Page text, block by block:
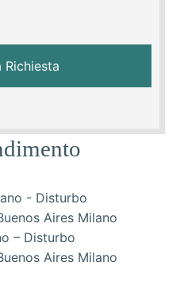
– Disturbo
Aires Milano